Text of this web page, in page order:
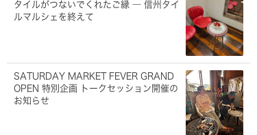
タイルがつないでくれたご縁 ― 信州タイ
ルマルシェを終えて
SATURDAY MARKET FEVER GRAND
OPEN 特別企画 トークセッション開催の
お知らせ